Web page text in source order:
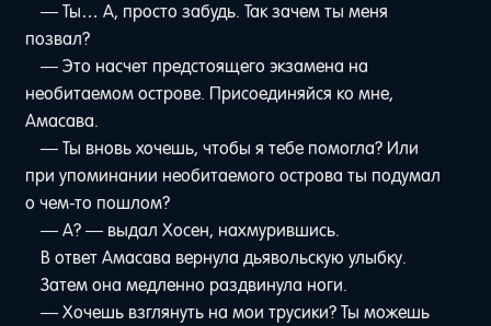
— Ты… А, просто забудь. Так зачем ты меня
позвал?
— Это насчет предстоящего экзамена на
необитаемом острове. Присоединяйся ко мне,
Амасава.
— Ты вновь хочешь, чтобы я тебе помогла? Или
при упоминании необитаемого острова ты подумал
о чем-то пошлом?
— А? — выдал Хосен, нахмурившись.
В ответ Амасава вернула дьявольскую улыбку.
Затем она медленно раздвинула ноги.
— Хочешь взглянуть на мои трусики? Ты можешь